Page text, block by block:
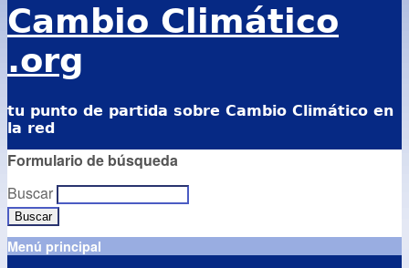
Cambio Climático
.org
tu punto de partida sobre Cambio Climático en
la red
Formulario de búsqueda
Buscar
Menú principal